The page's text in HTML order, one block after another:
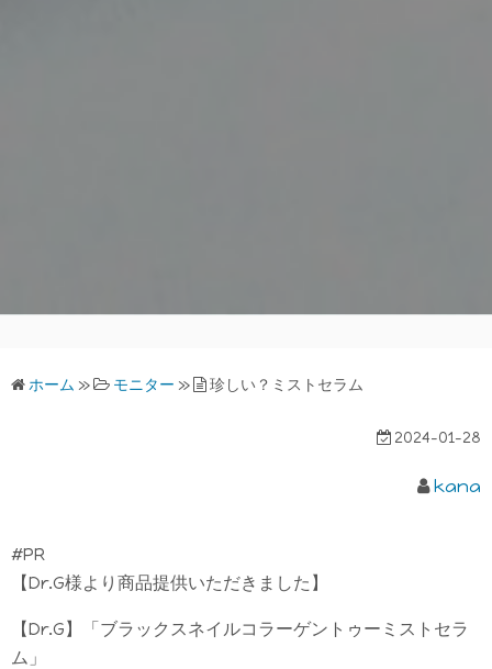
ホーム » モニター » 珍しい？ミストセラム
2024-01-28
kana
#PR
【Dr.G様より商品提供いただきました】
【Dr.G】「ブラックスネイルコラーゲントゥーミストセラ
ム」